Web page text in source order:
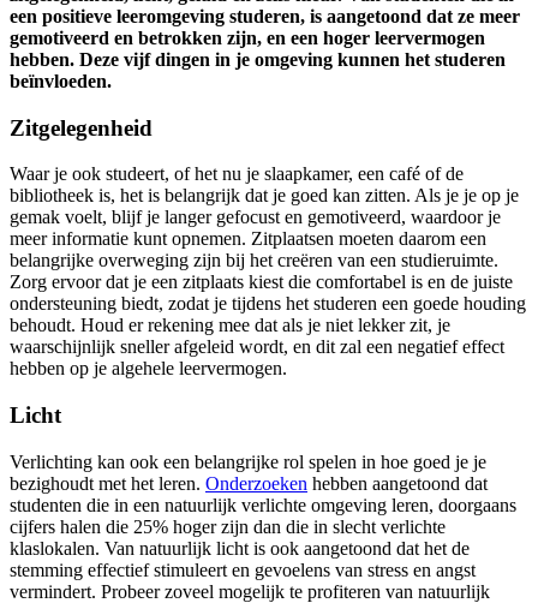
een positieve leeromgeving studeren, is aangetoond dat ze meer
gemotiveerd en betrokken zijn, en een hoger leervermogen
hebben. Deze vijf dingen in je omgeving kunnen het studeren
beïnvloeden.
Zitgelegenheid
Waar je ook studeert, of het nu je slaapkamer, een café of de
bibliotheek is, het is belangrijk dat je goed kan zitten. Als je je op je
gemak voelt, blijf je langer gefocust en gemotiveerd, waardoor je
meer informatie kunt opnemen. Zitplaatsen moeten daarom een ​​
belangrijke overweging zijn bij het creëren van een studieruimte.
Zorg ervoor dat je een zitplaats kiest die comfortabel is en de juiste
ondersteuning biedt, zodat je tijdens het studeren een goede houding
behoudt. Houd er rekening mee dat als je niet lekker zit, je
waarschijnlijk sneller afgeleid wordt, en dit zal een negatief effect
hebben op je algehele leervermogen.
Licht
Verlichting kan ook een belangrijke rol spelen in hoe goed je je
bezighoudt met het leren. Onderzoeken hebben aangetoond dat
studenten die in een natuurlijk verlichte omgeving leren, doorgaans
cijfers halen die 25% hoger zijn dan die in slecht verlichte
klaslokalen. Van natuurlijk licht is ook aangetoond dat het de
stemming effectief stimuleert en gevoelens van stress en angst
vermindert. Probeer zoveel mogelijk te profiteren van natuurlijk